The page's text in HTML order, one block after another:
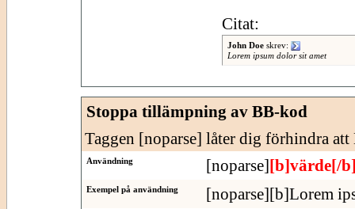
Citat:
John Doeskrev:
Lorem ipsum dolor sit amet
Stoppa tillämpning av BB-kod
Taggen [noparse] låter dig förhindra
Användning [noparse][b]värde[/
Exempel på användning [noparse][b]Lorem